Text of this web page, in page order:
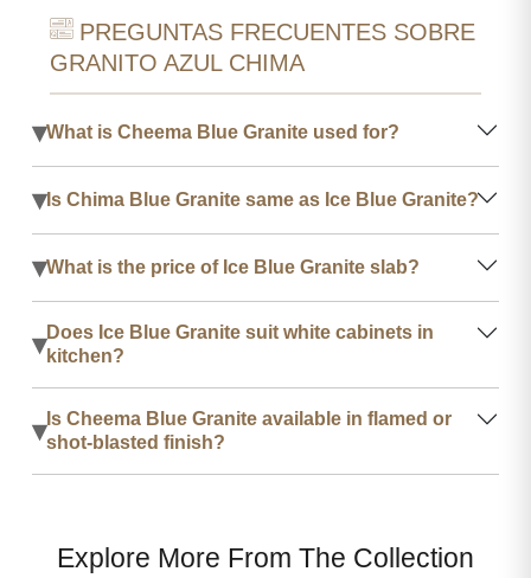
PREGUNTAS FRECUENTES SOBRE
GRANITO AZUL CHIMA
▾What is Cheema Blue Granite used for?
▾Is Chima Blue Granite same as Ice Blue Granite?
▾What is the price of Ice Blue Granite slab?
▾Does Ice Blue Granite suit white cabinets in
kitchen?
▾ Is Cheema Blue Granite available in flamed or
shot-blasted finish?
Explore More From The Collection